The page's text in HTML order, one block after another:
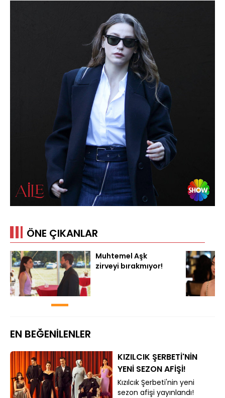
ÖNE ÇIKANLAR
Muhtemel Aşk
zirveyi bırakmıyor!
EN BEĞENİLENLER
KIZILCIK ŞERBETİ'NİN
YENİ SEZON AFİŞİ!
Kızılcık Şerbeti'nin yeni
sezon afişi yayınlandı!